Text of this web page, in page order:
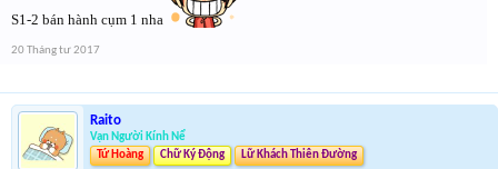
S1-2 bán hành cụm 1 nha
20 Tháng tư 2017
Raito
Vạn Người Kính Nể
Tứ Hoàng
Chữ Ký Động Lữ Khách Thiên Đường